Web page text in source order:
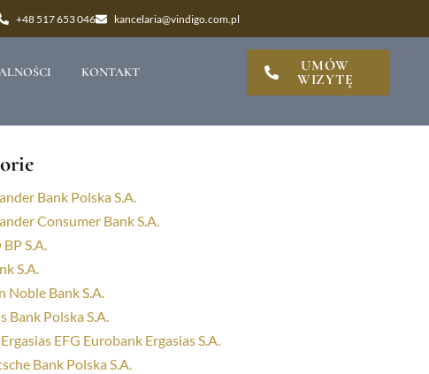
+48 517 653 046 kancelaria@vindigo.com.pl
KONTAKT
UMÓW
WIZYTĘ
Bank Polska S.A.
Consumer Bank S.A.
S.A.
S.A.
Noble Bank S.A.
Bank Polska S.A.
EFG Eurobank Ergasias S.A.
Bank Polska S.A.